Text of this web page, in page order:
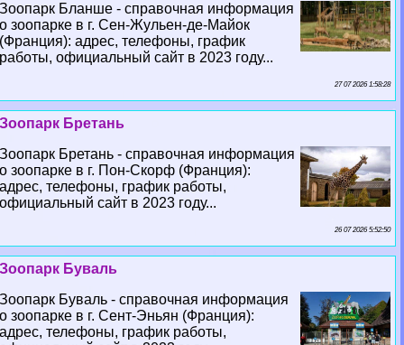
Зоопарк Бланше - справочная информация
о зоопарке в г. Сен-Жульен-де-Майок
(Франция): адрес, телефоны, график
работы, официальный сайт в 2023 году...
27 07 2026 1:58:28
Зоопарк Бретань
Зоопарк Бретань - справочная информация
о зоопарке в г. Пон-Скорф (Франция):
адрес, телефоны, график работы,
официальный сайт в 2023 году...
26 07 2026 5:52:50
Зоопарк Буваль
Зоопарк Буваль - справочная информация
о зоопарке в г. Сент-Эньян (Франция):
адрес, телефоны, график работы,